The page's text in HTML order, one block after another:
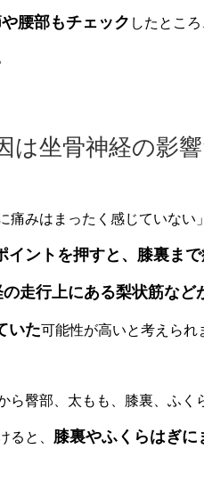
腰部もチェック したとこ
は坐骨神経の影
痛みはまったく感じていない
イントを押すと、膝裏ま
走行上にある梨状筋など
いた可能性が高いと考えられ
ら臀部、太もも、膝裏、ふく
ると、 膝裏やふくらはぎに